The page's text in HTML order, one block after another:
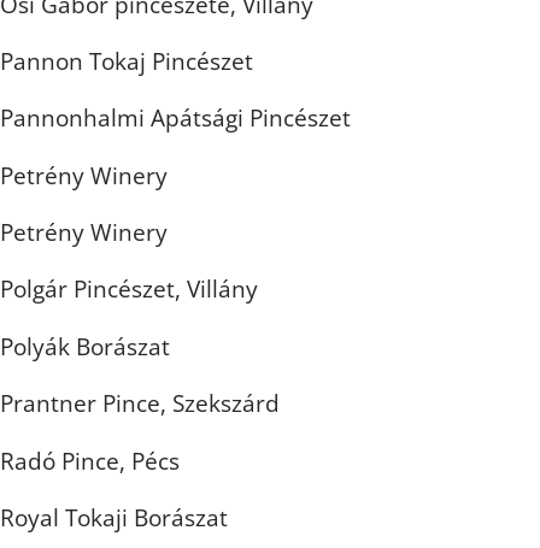
Pannon Tokaj Pincészet
Pannonhalmi Apátsági Pincészet
Petrény Winery
Petrény Winery
Polgár Pincészet, Villány
Polyák Borászat
Prantner Pince, Szekszárd
Radó Pince, Pécs
Royal Tokaji Borászat